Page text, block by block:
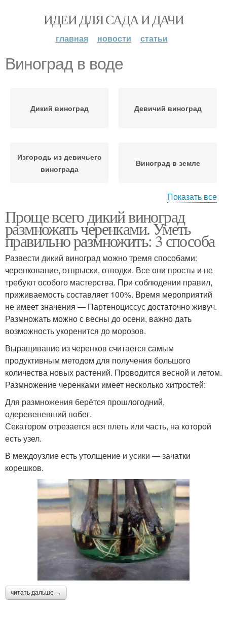
ИДЕИ ДЛЯ САДА И ДАЧИ
главная новости статьи
Виноград в воде
Дикий виноград Девичий виноград
Изгородь из девичьего
винограда
Виноград в земле
Виноград на заборе Виноград на даче
Пятилисточковый
виноград
Почва для девичьего
винограда
Виноград в
ландшафтном дизайне
Виноград для
Уход за виноградом Виноград в квартире
Знакомство с девичьим
виноградом
Показать все
Проще всего дикий виноград
размножать черенками. Уметь
правильно размножить: 3 способа
Развести дикий виноград можно тремя способами:
черенкование, отпрыски, отводки. Все они просты и не
требуют особого мастерства. При соблюдении правил,
приживаемость составляет 100%. Время мероприятий
не имеет значения — Партеноциссус достаточно живуч.
Размножать можно с весны до осени, важно дать
возможность укоренится до морозов.
Выращивание из черенков считается самым
продуктивным методом для получения большого
количества новых растений. Проводится весной и летом.
Размножение черенками имеет несколько хитростей:
Для размножения берётся прошлогодний,
одеревеневший побег.
Секатором отрезается вся плеть или часть, на которой
есть узел.
В междоузлие есть утолщение и усики — зачатки
корешков.
читать дальше →